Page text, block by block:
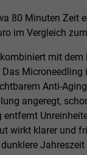
80 Minuten Zeit
im Vergleich
mit
Anti-
angeregt,
entfernt
wirkt klarer und
Jahreszeit